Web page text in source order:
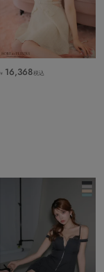
￥ 16,368税込